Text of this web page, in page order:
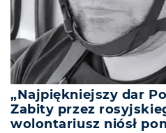
„Najpiękniejszy dar
Zabity przez
wolontariusz niósł